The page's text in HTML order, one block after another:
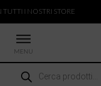
I NOSTRI STORE
MENU
Ricerca
prodotti
ARRIVI